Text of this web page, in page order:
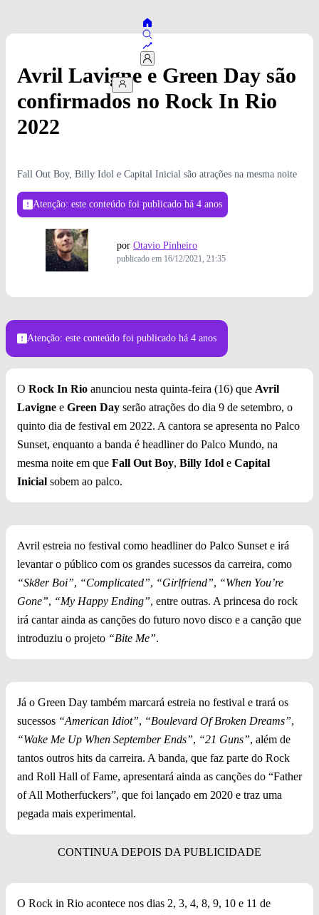
Avril Lavigne e Green Day são
confirmados no Rock In Rio
2022
Fall Out Boy, Billy Idol e Capital Inicial são atrações na mesma noite
Atenção: este conteúdo foi publicado há 4 anos
por Otavio Pinheiro
publicado em 16/12/2021, 21:35
Atenção: este conteúdo foi publicado há 4 anos
O Rock In Rio anunciou nesta quinta-feira (16) que Avril
Lavigne e Green Day serão atrações do dia 9 de setembro, o
quinto dia de festival em 2022. A cantora se apresenta no Palco
Sunset, enquanto a banda é headliner do Palco Mundo, na
mesma noite em que Fall Out Boy, Billy Idol e Capital
Inicial sobem ao palco.
Avril estreia no festival como headliner do Palco Sunset e irá
levantar o público com os grandes sucessos da carreira, como
“Sk8er Boi”, “Complicated”, “Girlfriend”, “When You’re
Gone”, “My Happy Ending”, entre outras. A princesa do rock
irá cantar ainda as canções do futuro novo disco e a canção que
introduziu o projeto “Bite Me”.
Já o Green Day também marcará estreia no festival e trará os
sucessos “American Idiot”, “Boulevard Of Broken Dreams”,
“Wake Me Up When September Ends”, “21 Guns”, além de
tantos outros hits da carreira. A banda, que faz parte do Rock
and Roll Hall of Fame, apresentará ainda as canções do “Father
of All Motherfuckers”, que foi lançado em 2020 e traz uma
pegada mais experimental.
O Rock in Rio acontece nos dias 2, 3, 4, 8, 9, 10 e 11 de